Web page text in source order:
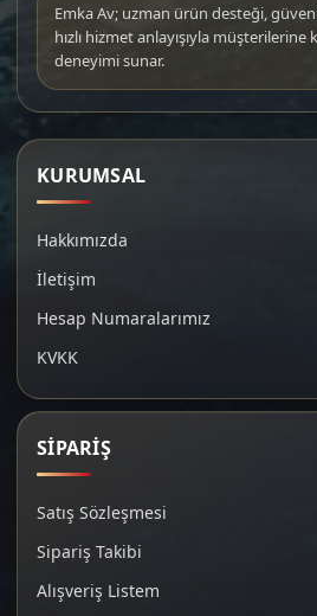
Emka Av; uzman ürün desteği,
hızlı hizmet anlayışıyla
deneyimi sunar.
KURUMSAL
Hakkımızda
İletişim
Hesap Numaralarımız
KVKK
SİPARİŞ
Satış Sözleşmesi
Sipariş Takibi
Alışveriş Listem